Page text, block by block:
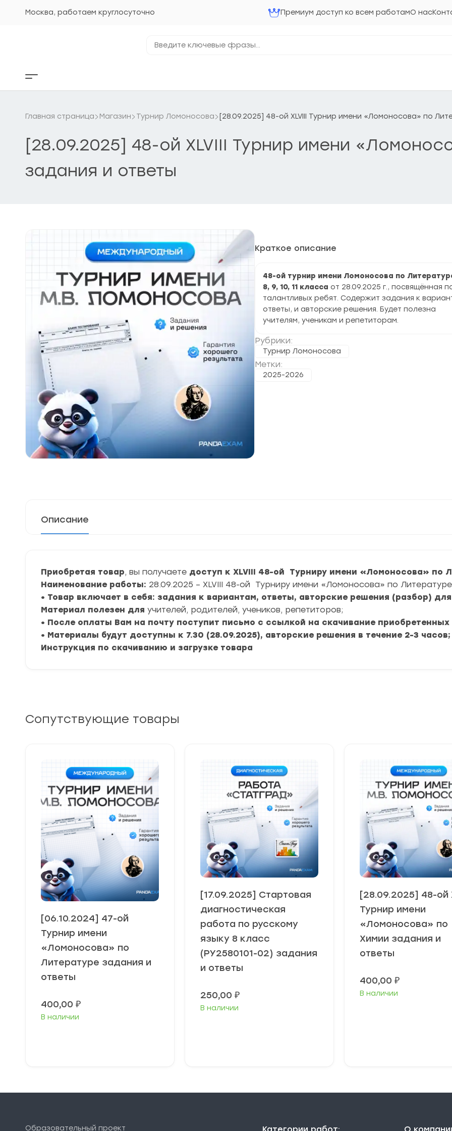
Москва, работаем круглосуточно Премиум доступ ко всем работамО нас
ключевые
Кнопка
бокового
Главная страница Магазин Турнир Ломоносова [28.09.2025] 48-ой XLVIII Турнир имени «Ломоносова» по
[28.09.2025] 48-ой XLVIII Турнир имени
задания и ответы
Краткое описание
48-ой турнир имени Ломоносова по
8, 9, 10, 11 класса от 28.09.2025 г., посвящённая
талантливых ребят. Содержит задания к
ответы, и авторские решения. Будет полезна
учителям, ученикам и репетиторам.
Рубрики:
Турнир Ломоносова
Метки:
2025-2026
Описание
Приобретая товар, вы получаете доступ к XLVIII 48-ой Турниру имени «Ломоносова» по
Наименование работы: 28.09.2025 – XLVIII 48-ой Турниру имени «Ломоносова» по
• Товар включает в себя: задания к вариантам, ответы, авторские решения (разбор)
Материал полезен для учителей, родителей, учеников, репетиторов;
• После оплаты Вам на почту поступит письмо с ссылкой на скачивание приобретенных
• Материалы будут доступны к 7.30 (28.09.2025), авторские решения в течение 2-3 часов;
Инструкция по скачиванию и загрузке товара
Сопутствующие товары
[06.10.2024] 47-ой
Турнир имени
«Ломоносова» по
Литературе задания и
ответы
400,00 ₽
В наличии
[17.09.2025] Стартовая
диагностическая
работа по русскому
языку 8 класс
(РУ2580101-02) задания
и ответы
250,00 ₽
В наличии
[28.09.2025] 48-ой
Турнир имени
«Ломоносова» по
Химии задания и
ответы
400,00 ₽
В наличии
Образовательный проект